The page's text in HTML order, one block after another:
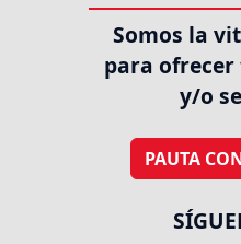
Somos la
para
y/o
PAUTA